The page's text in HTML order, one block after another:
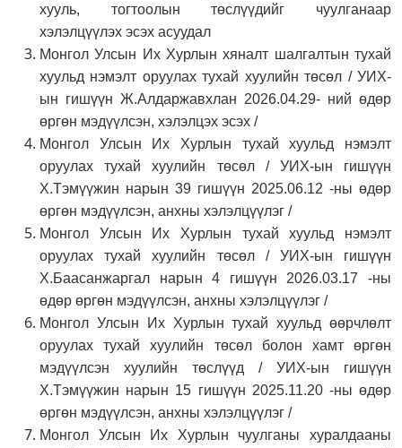
хууль, тогтоолын төслүүдийг чуулганаар
хэлэлцүүлэх эсэх асуудал
Монгол Улсын Их Хурлын хяналт шалгалтын тухай
хуульд нэмэлт оруулах тухай хуулийн төсөл / УИХ-
ын гишүүн Ж.Алдаржавхлан 2026.04.29- ний өдөр
өргөн мэдүүлсэн, хэлэлцэх эсэх /
Монгол Улсын Их Хурлын тухай хуульд нэмэлт
оруулах тухай хуулийн төсөл / УИХ-ын гишүүн
Х.Тэмүүжин нарын 39 гишүүн 2025.06.12 -ны өдөр
өргөн мэдүүлсэн, анхны хэлэлцүүлэг /
Монгол Улсын Их Хурлын тухай хуульд нэмэлт
оруулах тухай хуулийн төсөл / УИХ-ын гишүүн
Х.Баасанжаргал нарын 4 гишүүн 2026.03.17 -ны
өдөр өргөн мэдүүлсэн, анхны хэлэлцүүлэг /
Монгол Улсын Их Хурлын тухай хуульд өөрчлөлт
оруулах тухай хуулийн төсөл болон хамт өргөн
мэдүүлсэн хуулийн төслүүд / УИХ-ын гишүүн
Х.Тэмүүжин нарын 15 гишүүн 2025.11.20 -ны өдөр
өргөн мэдүүлсэн, анхны хэлэлцүүлэг /
Монгол Улсын Их Хурлын чуулганы хуралдааны